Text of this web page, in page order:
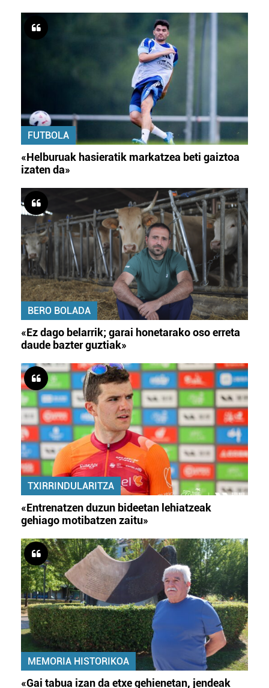
FUTBOLA
«Helburuak hasieratik markatzea beti gaiztoa
izaten da»
BERO BOLADA
«Ez dago belarrik; garai honetarako oso erreta
daude bazter guztiak»
TXIRRINDULARITZA
«Entrenatzen duzun bideetan lehiatzeak
gehiago motibatzen zaitu»
MEMORIA HISTORIKOA
«Gai tabua izan da etxe gehienetan, jendeak